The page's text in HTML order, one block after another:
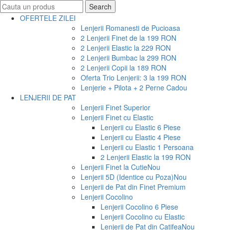
Search
for:
Search
OFERTELE ZILEI
Lenjerii Romanesti de Pucioasa
2 Lenjerii Finet de la 199 RON
2 Lenjerii Elastic la 229 RON
2 Lenjerii Bumbac la 299 RON
2 Lenjerii Copii la 189 RON
Oferta Trio Lenjerii: 3 la 199 RON
Lenjerie + Pilota + 2 Perne Cadou
LENJERII DE PAT
Lenjerii Finet Superior
Lenjerii Finet cu Elastic
Lenjerii cu Elastic 6 Piese
Lenjerii cu Elastic 4 Piese
Lenjerii cu Elastic 1 Persoana
2 Lenjerii Elastic la 199 RON
Lenjerii Finet la CutieNou
Lenjerii 5D (Identice cu Poza)Nou
Lenjerii de Pat din Finet Premium
Lenjerii Cocolino
Lenjerii Cocolino 6 Piese
Lenjerii Cocolino cu Elastic
Lenjerii de Pat din CatifeaNou